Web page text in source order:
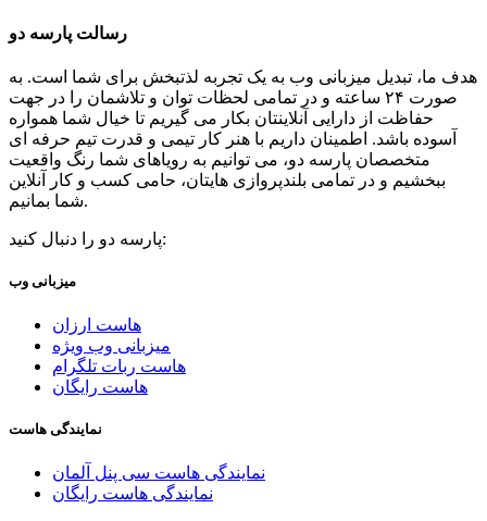
رسالت پارسه دو
هدف ما، تبدیل میزبانی وب به یک تجربه لذتبخش برای شما است. به
صورت ۲۴ ساعته و در تمامی لحظات توان و تلاشمان را در جهت
حفاظت از دارایی آنلاینتان بکار می گیریم تا خیال شما همواره
آسوده باشد. اطمینان داریم با هنر کار تیمی و قدرت تیم حرفه ای
متخصصان پارسه دو، می توانیم به رویاهای شما رنگ واقعیت
ببخشیم و در تمامی بلندپروازی هایتان، حامی کسب و کار آنلاین
شما بمانیم.
پارسه دو را دنبال کنید:
میزبانی وب
هاست ارزان
میزبانی وب ویژه
هاست ربات تلگرام
هاست رایگان
نمایندگی هاست
نمایندگی هاست سی پنل آلمان
نمایندگی هاست رایگان